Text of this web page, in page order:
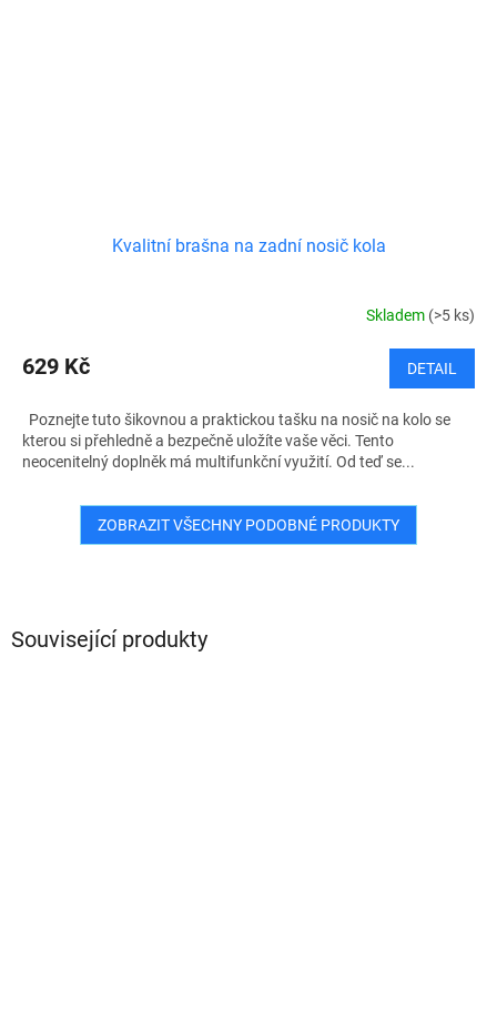
Související produkty
Kvalitní brašna na zadní nosič kola
Skladem (>5 ks)
629 Kč DETAIL
Poznejte tuto šikovnou a praktickou tašku na nosič na kolo se
kterou si přehledně a bezpečně uložíte vaše věci. Tento
neocenitelný doplněk má multifunkční využití. Od teď se...
ZOBRAZIT VŠECHNY PODOBNÉ PRODUKTY